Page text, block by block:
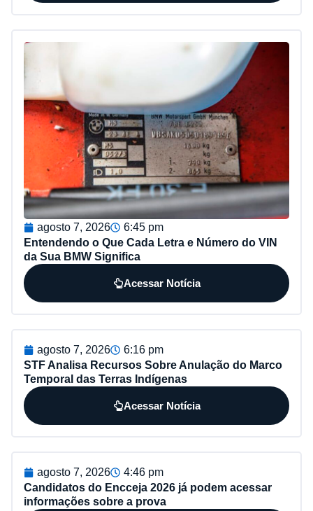
agosto 7, 2026
6:45 pm
Entendendo o Que Cada Letra e Número do VIN
da Sua BMW Significa
Acessar Notícia
agosto 7, 2026
6:16 pm
STF Analisa Recursos Sobre Anulação do Marco
Temporal das Terras Indígenas
Acessar Notícia
agosto 7, 2026
4:46 pm
Candidatos do Encceja 2026 já podem acessar
informações sobre a prova